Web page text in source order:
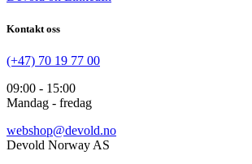
Kontakt oss
(+47) 70 19 77 00
09:00 - 15:00
Mandag - fredag
webshop@devold.no
Devold Norway AS